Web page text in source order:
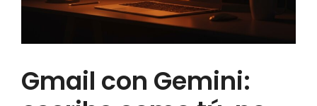
Gmail con Gemini: